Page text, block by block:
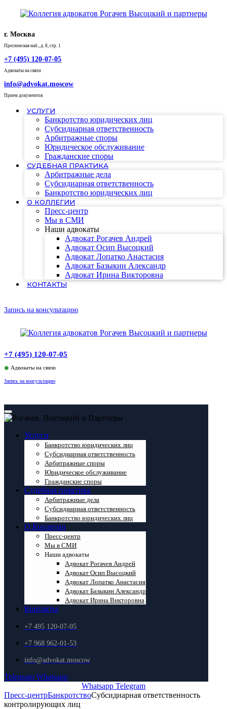
г. Москва
Пресненская наб., д. 8, стр. 1
+7 (495) 120-07-05
Адвокаты на связи
info@advokat.moscow
Прием документов
УСЛУГИ
Банкротство юридических лиц
Субсидиарная ответственность
Арбитражные споры
Юридическое обслуживание
Гражданские споры
СУДЕБНАЯ ПРАКТИКА
Арбитражные дела
Субсидиарная ответственность
Банкротство юридических лиц
О КОЛЛЕГИИ
Пресс-центр
Мы в СМИ
Наши адвокаты
Адвокат Рогачев Андрей
Адвокат Осип Высоцкий
Адвокат Лопатко Анастасия
Адвокат Базыкин Александр
Адвокат Ирина Викторовна
КОНТАКТЫ
Запись на консультацию
+7 (495) 120-07-05
◉ Адвокаты на связи
Запись на консультацию
Услуги
Банкротство юридических лиц
Субсидиарная ответственность
Арбитражные споры
Юридическое обслуживание
Гражданские споры
Судебная практика
Арбитражные дела
Субсидиарная ответственность
Банкротство юридических лиц
О Коллегии
Пресс-центр
Мы в СМИ
Наши адвокаты
Адвокат Рогачев Андрей
Адвокат Осип Высоцкий
Адвокат Лопатко Анастасия
Адвокат Базыкин Александр
Адвокат Ирина Викторовна
Контакты
+7 495 120-07-05
+7 968 962-01-53
info@advokat.moscow
Telegram Whatsapp
Whatsapp Telegram
Пресс-центрБанкротствоСубсидиарная ответственность
контролирующих лиц